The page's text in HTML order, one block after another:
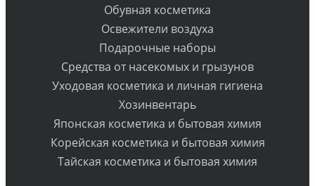
Обувная косметика
Освежители воздуха
Подарочные наборы
Средства от насекомых и грызунов
Уходовая косметика и личная гигиена
Хозинвентарь
Японская косметика и бытовая химия
Корейская косметика и бытовая химия
Тайская косметика и бытовая химия